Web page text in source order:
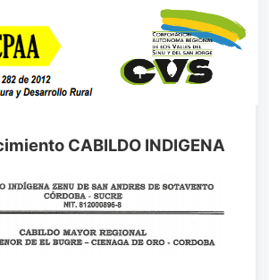
CABILDO INDIGENA